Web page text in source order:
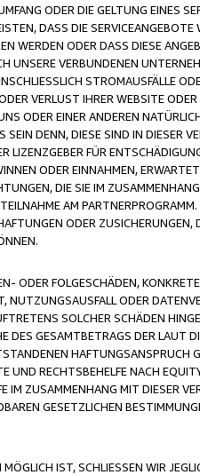
ODER DIE GELTUNG EINES
DASS DIE SERVICEANGEBOTE
WERDEN ODER DASS DIESE
UNSERE VERBUNDENEN
STROMAUSFÄLLE
VERLUST IHRER WEBSITE
ODER EINER ANDEREN
DENN, DIESE SIND IN DIESER
LIZENZGEBER FÜR
ODER EINNAHMEN,
DIE SIE IM
AM
ODER ZUSICHERUNGEN,
ODER FOLGESCHÄDEN,
NUTZUNGSAUSFALL ODER
SOLCHER SCHÄDEN
GESAMTBETRAGS DER LAUT
HAFTUNGSANSPRUCH
UND RECHTSBEHELFE NACH
IM ZUSAMMENHANG MIT DIESER
GESETZLICHEN
IST, SCHLIESSEN WIR